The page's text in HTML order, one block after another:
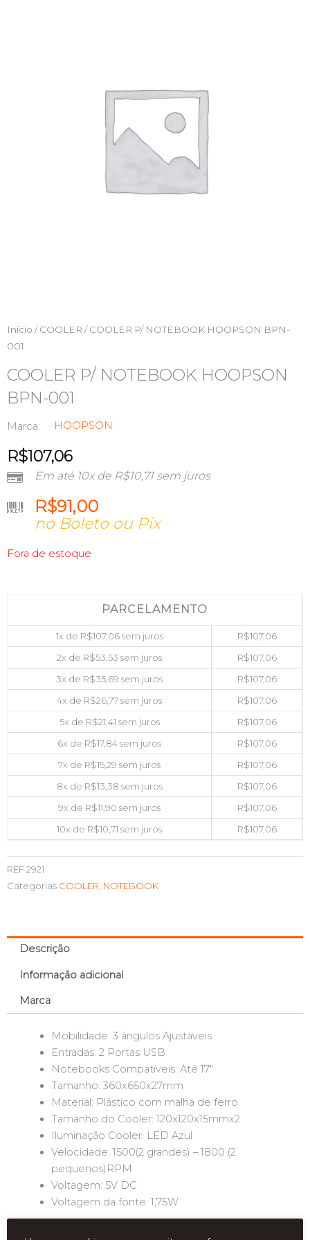
Início /COOLER / COOLER P/ NOTEBOOK HOOPSON BPN-
001
COOLER P/ NOTEBOOK HOOPSON
BPN-001
Marca: HOOPSON
R$107,06
Em até 10x de R$10,71sem juros
R$91,00
no Boleto ou Pix
Fora de estoque
PARCELAMENTO
1x de R$107,06sem juros R$107,06
2x de R$53,53 sem juros R$107,06
3x de R$35,69 sem juros R$107,06
4x de R$26,77sem juros R$107,06
5x de R$21,41 sem juros R$107,06
6x de R$17,84sem juros R$107,06
7x de R$15,29 sem juros R$107,06
8x de R$13,38 sem juros R$107,06
9x de R$11,90 sem juros R$107,06
10x de R$10,71 sem juros R$107,06
REF2921
Categorias COOLER NOTEBOOK
Descrição
Informação adicional
Marca
Mobilidade: 3 ângulos Ajustáveis
Entradas: 2 Portas USB
Notebooks Compatíveis: Até 17″
Tamanho: 360x650x27mm
Material: Plástico com malha de ferro
Tamanho do Cooler: 120x120x15mmx2
Iluminação Cooler: LED Azul
Velocidade: 1500(2 grandes) – 1800 (2
pequenos)RPM
Voltagem: 5V DC
Voltagem da fonte: 1,75W